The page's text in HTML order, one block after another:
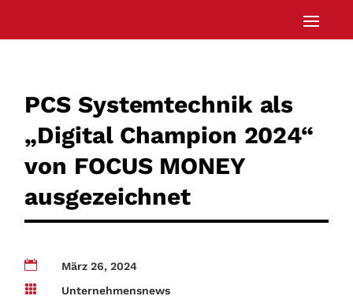
PCS Systemtechnik als
„Digital Champion 2024“
von FOCUS MONEY
ausgezeichnet

März 26, 2024

Unternehmensnews